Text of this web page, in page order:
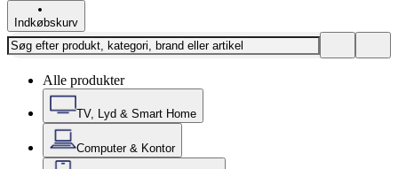
Indkøbskurv
Alle produkter
TV, Lyd & Smart Home
Computer & Kontor